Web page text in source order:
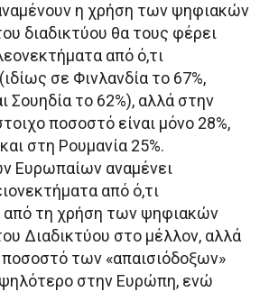
η χρήση των ψηφιακών
διαδικτύου θα τους φέρει
από ό,τι
σε Φινλανδία το 67%,
Σουηδία το 62%), αλλά στην
ποσοστό είναι μόνο 28%,
στη Ρουμανία 25%.
Ευρωπαίων αναμένει
από ό,τι
από τη χρήση των ψηφιακών
Διαδικτύου στο μέλλον, αλλά
των «απαισιόδοξων»
στην Ευρώπη, ενώ